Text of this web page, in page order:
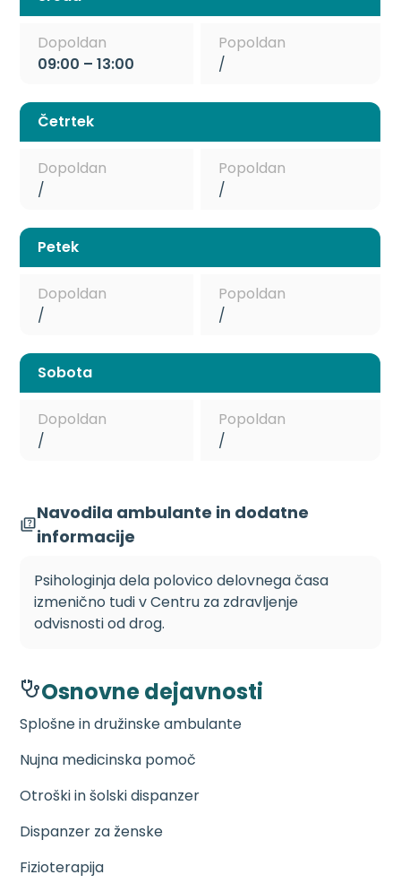
Dopoldan
09:00 – 13:00
Popoldan
/
Četrtek
Dopoldan
/
Popoldan
/
Petek
Dopoldan
/
Popoldan
/
Sobota
Dopoldan
/
Popoldan
/
Navodila ambulante in dodatne
informacije
Psihologinja dela polovico delovnega časa
izmenično tudi v Centru za zdravljenje
odvisnosti od drog.
Osnovne dejavnosti
Splošne in družinske ambulante
Nujna medicinska pomoč
Otroški in šolski dispanzer
Dispanzer za ženske
Fizioterapija